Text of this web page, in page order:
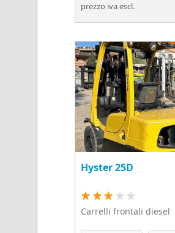
prezzo iva escl.
Hyster 25D
Carrelli frontali diesel